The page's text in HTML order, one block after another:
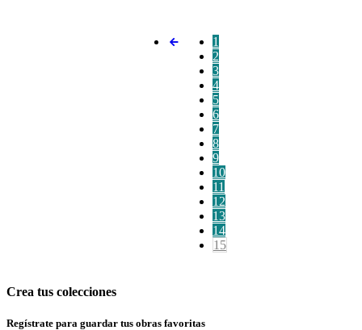
1
2
3
4
5
6
7
8
9
10
11
12
13
14
15
Crea tus colecciones
Regístrate para guardar tus obras favoritas